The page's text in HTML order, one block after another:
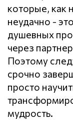
которые, как
неудачно -
душевных
через
Поэтому
срочно
просто
мудрость.